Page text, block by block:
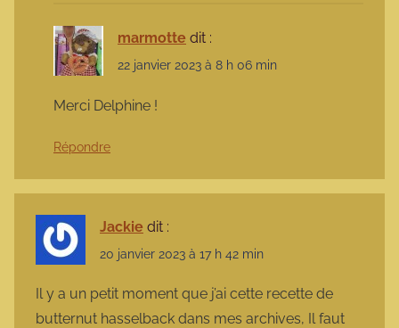
marmotte dit :
22 janvier 2023 à 8 h 06 min
Merci Delphine !
Répondre
Jackie dit :
20 janvier 2023 à 17 h 42 min
Il y a un petit moment que j’ai cette recette de
butternut hasselback dans mes archives, Il faut